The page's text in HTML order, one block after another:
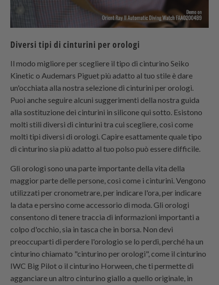
Diversi tipi di cinturini per orologi
Il modo migliore per scegliere il tipo di cinturino Seiko
Kinetic o Audemars Piguet più adatto al tuo stile è dare
un'occhiata alla nostra selezione di cinturini per orologi.
Puoi anche seguire alcuni suggerimenti della nostra guida
alla sostituzione dei cinturini in silicone qui sotto. Esistono
molti stili diversi di cinturini tra cui scegliere, così come
molti tipi diversi di orologi. Capire esattamente quale tipo
di cinturino sia più adatto al tuo polso può essere difficile.
Gli orologi sono una parte importante della vita della
maggior parte delle persone, così come i cinturini. Vengono
utilizzati per cronometrare, per indicare l'ora, per indicare
la data e persino come accessorio di moda. Gli orologi
consentono di tenere traccia di informazioni importanti a
colpo d'occhio, sia in tasca che in borsa. Non devi
preoccuparti di perdere l'orologio se lo perdi, perché ha un
cinturino chiamato "cinturino per orologi", come il cinturino
IWC Big Pilot o il cinturino Horween, che ti permette di
agganciare un altro cinturino giallo a quello originale, in